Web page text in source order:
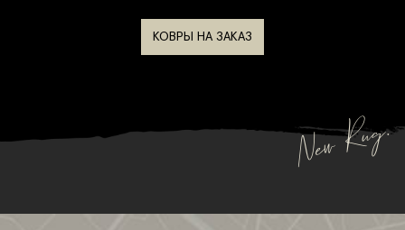
оценить их между собой и принять
получаете высокое качество и уверенность в
подлинности.
КОВРЫ НА ЗАКАЗ
New Rug.